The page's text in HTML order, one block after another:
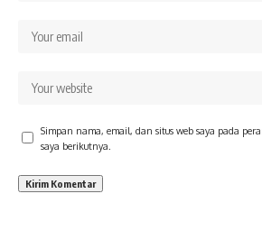
Simpan nama, email, dan situs web saya pada
saya berikutnya.